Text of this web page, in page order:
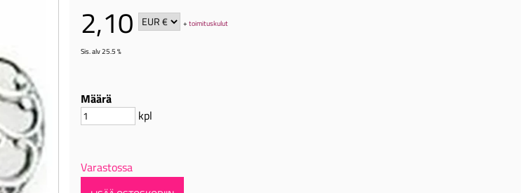
2,10 +toimituskulut
Sis. alv 25.5 %
Määrä
kpl
Varastossa